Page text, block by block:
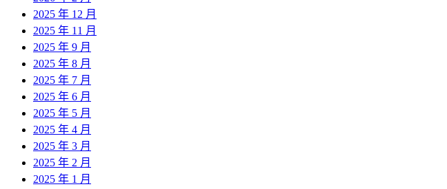
2025 年 12 月
2025 年 11 月
2025 年 9 月
2025 年 8 月
2025 年 7 月
2025 年 6 月
2025 年 5 月
2025 年 4 月
2025 年 3 月
2025 年 2 月
2025 年 1 月